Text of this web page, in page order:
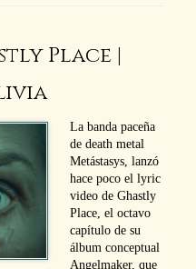
Place |
La banda paceña
de death metal
Metástasys, lanzó
hace poco el lyric
video de Ghastly
Place, el octavo
capítulo de su
álbum conceptual
Angelmaker, que